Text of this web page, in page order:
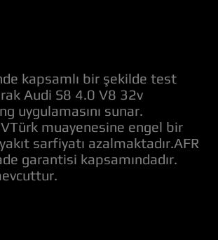
kapsamlı bir şekilde test
Audi S8 4.0 V8 32v
uygulamasını sunar.
muayenesine engel bir
sarfiyatı azalmaktadır.AFR
garantisi kapsamındadır.